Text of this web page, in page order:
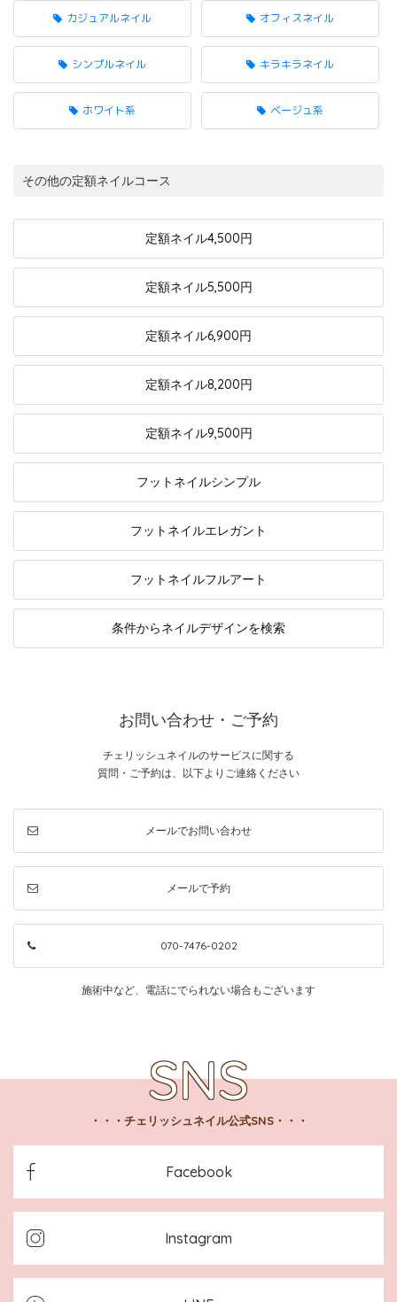
カジュアルネイル オフィスネイル
シンプルネイル キラキラネイル
ホワイト系 ベージュ系
その他の定額ネイルコース
定額ネイル4,500円
定額ネイル5,500円
定額ネイル6,900円
定額ネイル8,200円
定額ネイル9,500円
フットネイルシンプル
フットネイルエレガント
フットネイルフルアート
条件からネイルデザインを検索
お問い合わせ・ご予約
チェリッシュネイルのサービスに関する
質問・ご予約は、以下よりご連絡ください
メールでお問い合わせ
メールで予約
070-7476-0202
施術中など、電話にでられない場合もございます
チェリッシュネイル公式SNS
Facebook
Instagram